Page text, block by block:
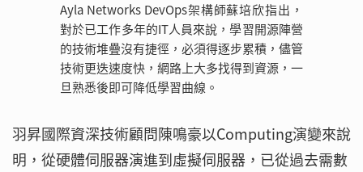
Ayla Networks DevOps架構師蘇培欣指出，
對於已工作多年的IT人員來說，學習開源陣營
的技術堆疊沒有捷徑，必須得逐步累積，儘管
技術更迭速度快，網路上大多找得到資源，一
旦熟悉後即可降低學習曲線。
羽昇國際資深技術顧問陳鳴豪以Computing演變來說
明，從硬體伺服器演進到虛擬伺服器，已從過去需數